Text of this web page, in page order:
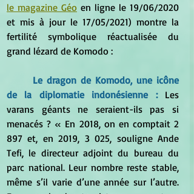
le magazine Géo en ligne le 19/06/2020
et mis à jour le 17/05/2021) montre la
fertilité symbolique réactualisée du
grand lézard de Komodo :
Le dragon de Komodo, une icône
de la diplomatie indonésienne : Les
varans géants ne seraient-ils pas si
menacés ? « En 2018, on en comptait 2
897 et, en 2019, 3 025, souligne Ande
Tefi, le directeur adjoint du bureau du
parc national. Leur nombre reste stable,
même s’il varie d’une année sur l’autre.